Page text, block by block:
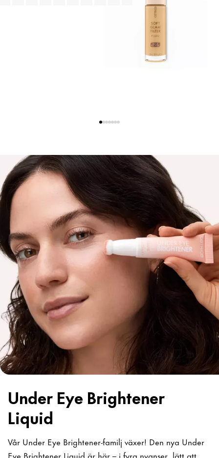
Under Eye Brightener
Liquid
Vår Under Eye Brightener-familj växer! Den nya Under
Eye Brightener Liquid är här – i fyra nyanser, lätt att